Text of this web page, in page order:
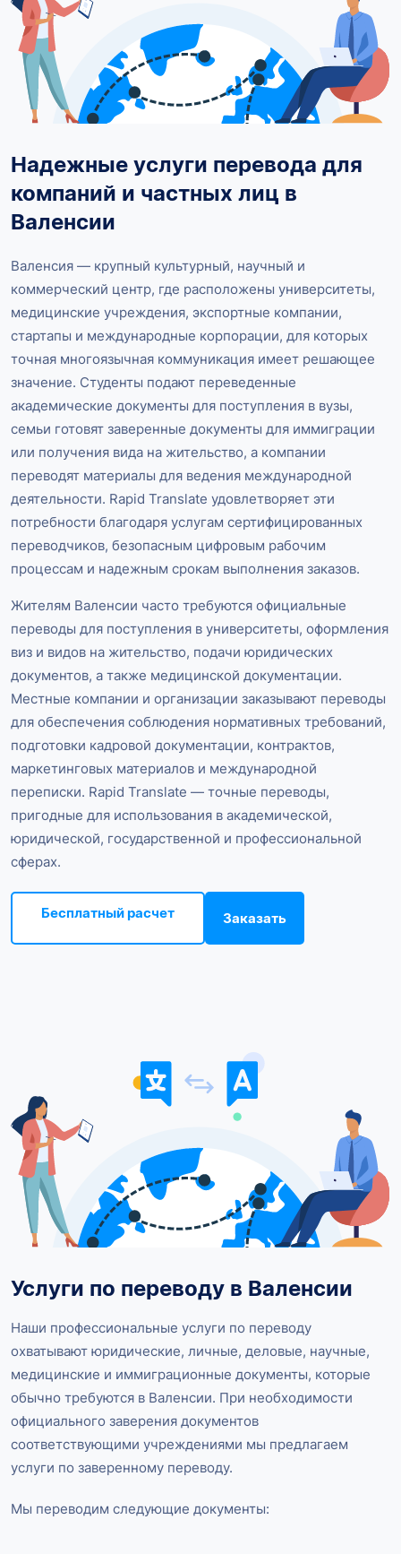
Надежные услуги перевода для
компаний и частных лиц в
Валенсии
Валенсия — крупный культурный, научный и
коммерческий центр, где расположены университеты,
медицинские учреждения, экспортные компании,
стартапы и международные корпорации, для которых
точная многоязычная коммуникация имеет решающее
значение. Студенты подают переведенные
академические документы для поступления в вузы,
семьи готовят заверенные документы для иммиграции
или получения вида на жительство, а компании
переводят материалы для ведения международной
деятельности. Rapid Translate удовлетворяет эти
потребности благодаря услугам сертифицированных
переводчиков, безопасным цифровым рабочим
процессам и надежным срокам выполнения заказов.
Жителям Валенсии часто требуются официальные
переводы для поступления в университеты, оформления
виз и видов на жительство, подачи юридических
документов, а также медицинской документации.
Местные компании и организации заказывают переводы
для обеспечения соблюдения нормативных требований,
подготовки кадровой документации, контрактов,
маркетинговых материалов и международной
переписки. Rapid Translate — точные переводы,
пригодные для использования в академической,
юридической, государственной и профессиональной
сферах.
Бесплатный расчет Заказать
Услуги по переводу в Валенсии
Наши профессиональные услуги по переводу
охватывают юридические, личные, деловые, научные,
медицинские и иммиграционные документы, которые
обычно требуются в Валенсии. При необходимости
официального заверения документов
соответствующими учреждениями мы предлагаем
услуги по заверенному переводу.
Мы переводим следующие документы: